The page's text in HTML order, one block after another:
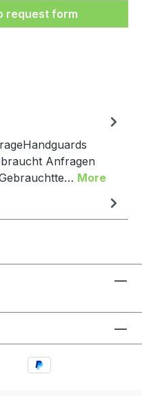
Quantity: Enter
request form
Anfragen
More